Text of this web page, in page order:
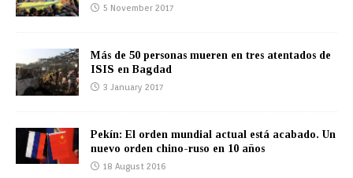
5 November 2017
Más de 50 personas mueren en tres atentados de
ISIS en Bagdad
3 January 2017
Pekín: El orden mundial actual está acabado. Un
nuevo orden chino-ruso en 10 años
18 August 2016